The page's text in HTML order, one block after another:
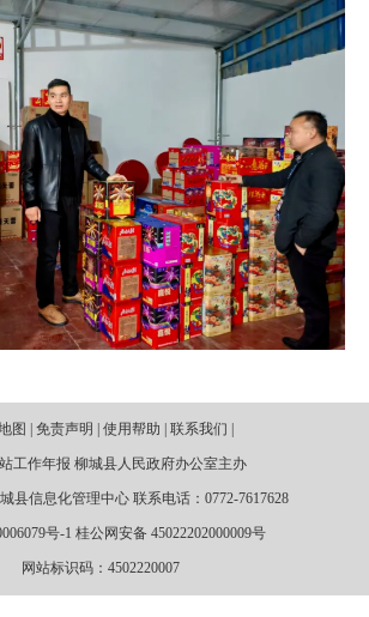
图 | 免责声明 | 使用帮助 | 联系我们 |
工作年报 柳城县人民政府办公室主办
县信息化管理中心 联系电话：0772-7617628
号-1 桂公网安备 45022202000009号
网站标识码：4502220007